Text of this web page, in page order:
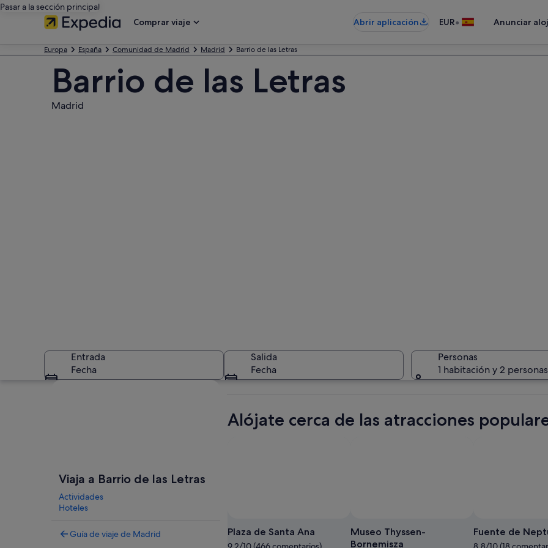
Pasar a la sección principal
Comprar viaje
Abrir aplicación EUR• Anunciar
Europa España Comunidad de Madrid Madrid Barrio de las Letras
Barrio de las Letras
Madrid
Un
Entrada
Fecha
Salida
Fecha
Personas
1 habitación y 2 personas
Viaja a Barrio de las Letras
Actividades
Hoteles
Guía de viaje de Madrid
Alójate cerca de las atracciones
Plaza de Santa Ana
Museo Thyssen-
Bornemisza
Fuente de